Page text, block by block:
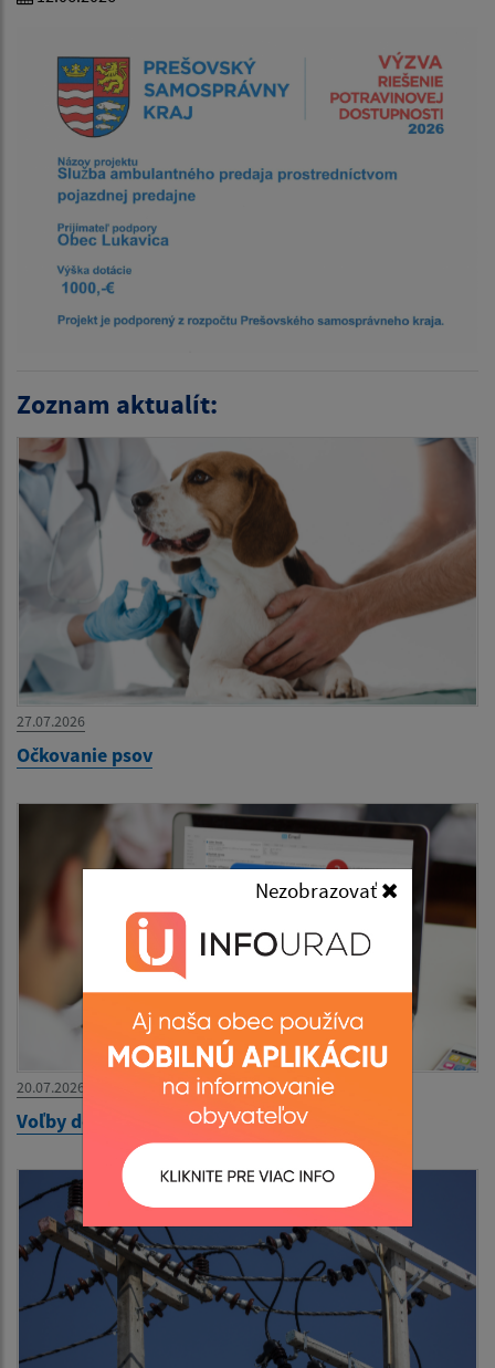
Nezobrazovať
Zoznam aktualít:
27.07.2026
Očkovanie psov
20.07.2026
Voľby do miestnej samosprávy